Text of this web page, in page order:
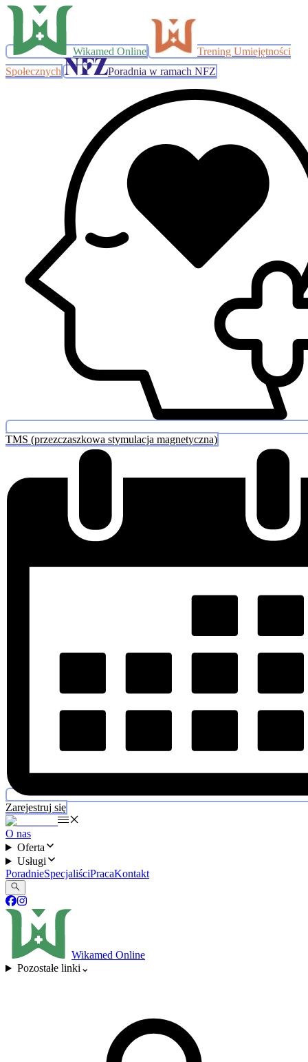
Wikamed Online
Trening Umiejętności
Społecznych
Poradnia w ramach NFZ
TMS (przezczaszkowa stymulacja magnetyczna)
Zarejestruj się
O nas
Oferta
Usługi
PoradnieSpecjaliściPracaKontakt
Wikamed Online
Pozostałe linki ⌄